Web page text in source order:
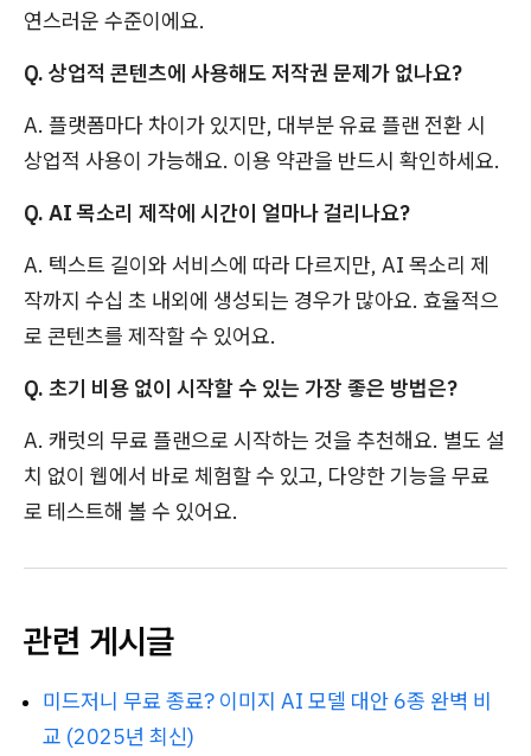
연스러운 수준이에요.
Q. 상업적 콘텐츠에 사용해도 저작권 문제가 없나요?
A. 플랫폼마다 차이가 있지만, 대부분 유료 플랜 전환 시
상업적 사용이 가능해요. 이용 약관을 반드시 확인하세요.
Q. AI 목소리 제작에 시간이 얼마나 걸리나요?
A. 텍스트 길이와 서비스에 따라 다르지만, AI 목소리 제
작까지 수십 초 내외에 생성되는 경우가 많아요. 효율적으
로 콘텐츠를 제작할 수 있어요.
Q. 초기 비용 없이 시작할 수 있는 가장 좋은 방법은?
A. 캐럿의 무료 플랜으로 시작하는 것을 추천해요. 별도 설
치 없이 웹에서 바로 체험할 수 있고, 다양한 기능을 무료
로 테스트해 볼 수 있어요.
관련 게시글
미드저니 무료 종료? 이미지 AI 모델 대안 6종 완벽 비
교 (2025년 최신)